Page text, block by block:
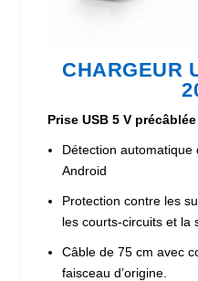
CHARGEUR
Prise USB 5 V
Détection automatique
Android
Protection contre les
les courts-circuits et la
Câble de 75 cm avec
faisceau d’origine.